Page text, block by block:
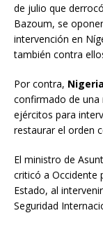
de julio que
Bazoum, se
intervención en
también contra
Por contra,
confirmado de una
ejércitos para
restaurar el orden
El ministro de
criticó a Occidente
Estado, al
Seguridad